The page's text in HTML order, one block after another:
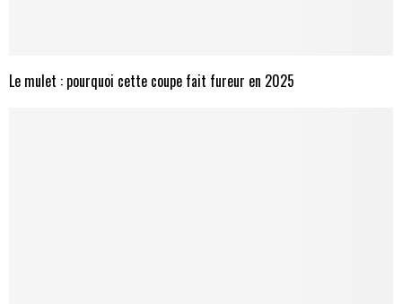
Le mulet : pourquoi cette coupe fait fureur en 2025